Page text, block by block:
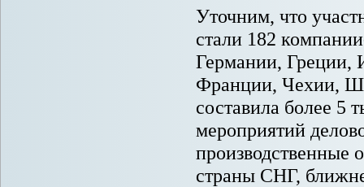
Уточним, что
стали 182
Германии,
Франции, Чехии,
составила более 5
мероприятий
производственные
страны СНГ,